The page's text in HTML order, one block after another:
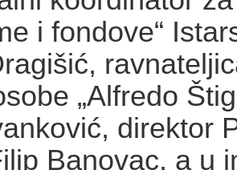
i fondove“
„Alfredo
direktor
Banovac, a u